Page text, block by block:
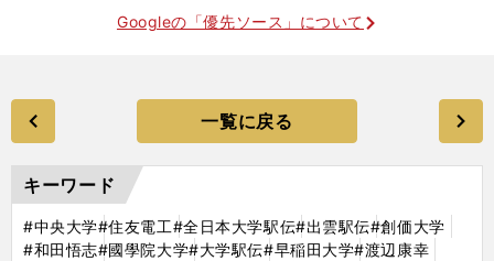
Googleの「優先ソース」について
一覧に戻る
キーワード
#中央大学#住友電工#全日本大学駅伝#出雲駅伝#創価大学
#和田悟志#國學院大学#大学駅伝#早稲田大学#渡辺康幸